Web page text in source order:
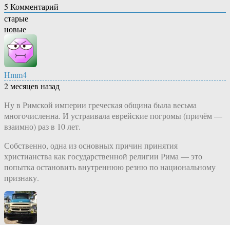
5 Комментарий
старые
новые
Hmm4
2 месяцев назад
Ну в Римской империи греческая община была весьма
многочисленна. И устраивала еврейские погромы (причём —
взаимно) раз в 10 лет.
Собственно, одна из основных причин принятия
христианства как государственной религии Рима — это
попытка остановить внутреннюю резню по национальному
признаку.